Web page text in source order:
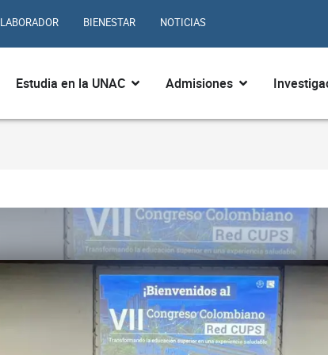
BIENESTAR NOTICIAS
¿Quiénes somos?
Estudia en la UNAC Abrir Estudia en la UNAC
Admisiones Abrir Admisiones